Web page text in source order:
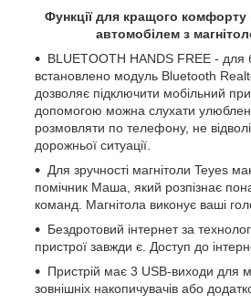
Функції для кращого комфорту
автомобілем з
BLUETOOTH HANDS FREE - для
встановлено модуль Bluetooth
дозволяє підключити мобільний
допомогою можна слухати
розмовляти по телефону, не
дорожньої ситуації.
Для зручності магнітоли Teyes
помічник Маша, який розпізнає
команд. Магнітола виконує ваші
Бездротовий інтернет за
пристрої завжди є. Доступ до
Пристрій має 3 USB-виходи для
зовнішніх накопичувачів або